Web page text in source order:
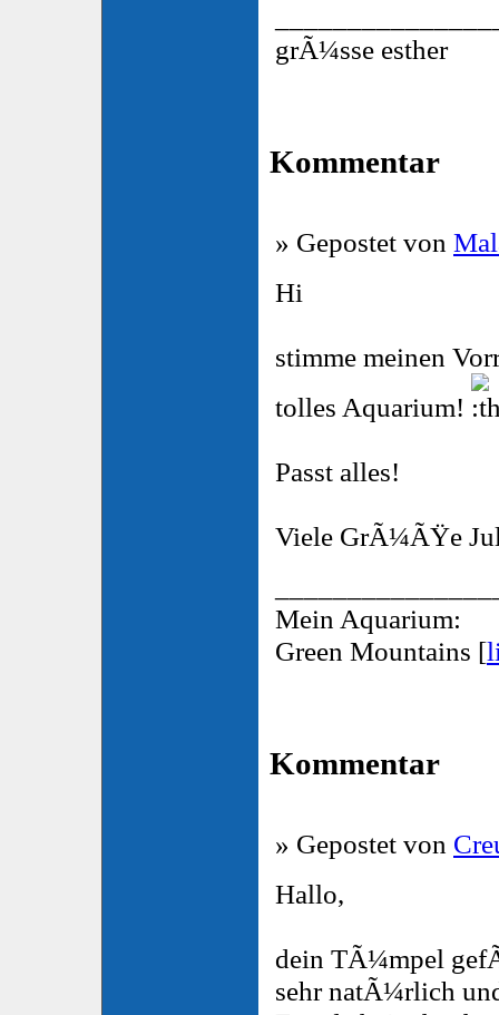
grÃ¼sse esther
Kommentar
» Gepostet von
Hi
stimme meinen
tolles Aquarium!
Passt alles!
Viele GrÃ¼ÃŸe
Mein Aquarium:
Green Mountains [
Kommentar
» Gepostet von
Hallo,
dein TÃ¼mpel
sehr natÃ¼rlich